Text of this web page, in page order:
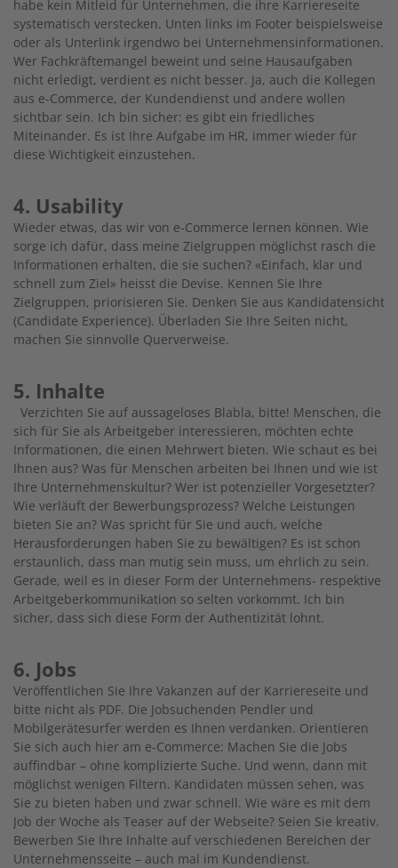
habe kein Mitleid für Unternehmen, die ihre Karriereseite
systematisch verstecken. Unten links im Footer beispielsweise
oder als Unterlink irgendwo bei Unternehmensinformationen.
Wer Fachkräftemangel beweint und seine Hausaufgaben
nicht erledigt, verdient es nicht besser. Ja, auch die Kollegen
aus e-Commerce, der Kundendienst und andere wollen
sichtbar sein. Ich bin sicher: es gibt ein friedliches
Miteinander. Es ist Ihre Aufgabe im HR, immer wieder für
diese Wichtigkeit einzustehen.
4. Usability
Wieder etwas, das wir von e-Commerce lernen können. Wie
sorge ich dafür, dass meine Zielgruppen möglichst rasch die
Informationen erhalten, die sie suchen? «Einfach, klar und
schnell zum Ziel» heisst die Devise. Kennen Sie Ihre
Zielgruppen, priorisieren Sie. Denken Sie aus Kandidatensicht
(Candidate Experience). Überladen Sie Ihre Seiten nicht,
machen Sie sinnvolle Querverweise.
5. Inhalte
Verzichten Sie auf aussageloses Blabla, bitte! Menschen, die
sich für Sie als Arbeitgeber interessieren, möchten echte
Informationen, die einen Mehrwert bieten. Wie schaut es bei
Ihnen aus? Was für Menschen arbeiten bei Ihnen und wie ist
Ihre Unternehmenskultur? Wer ist potenzieller Vorgesetzter?
Wie verläuft der Bewerbungsprozess? Welche Leistungen
bieten Sie an? Was spricht für Sie und auch, welche
Herausforderungen haben Sie zu bewältigen? Es ist schon
erstaunlich, dass man mutig sein muss, um ehrlich zu sein.
Gerade, weil es in dieser Form der Unternehmens- respektive
Arbeitgeberkommunikation so selten vorkommt. Ich bin
sicher, dass sich diese Form der Authentizität lohnt.
6. Jobs
Veröffentlichen Sie Ihre Vakanzen auf der Karriereseite und
bitte nicht als PDF. Die Jobsuchenden Pendler und
Mobilgerätesurfer werden es Ihnen verdanken. Orientieren
Sie sich auch hier am e-Commerce: Machen Sie die Jobs
auffindbar – ohne komplizierte Suche. Und wenn, dann mit
möglichst wenigen Filtern. Kandidaten müssen sehen, was
Sie zu bieten haben und zwar schnell. Wie wäre es mit dem
Job der Woche als Teaser auf der Webseite? Seien Sie kreativ.
Bewerben Sie Ihre Inhalte auf verschiedenen Bereichen der
Unternehmensseite – auch mal im Kundendienst.